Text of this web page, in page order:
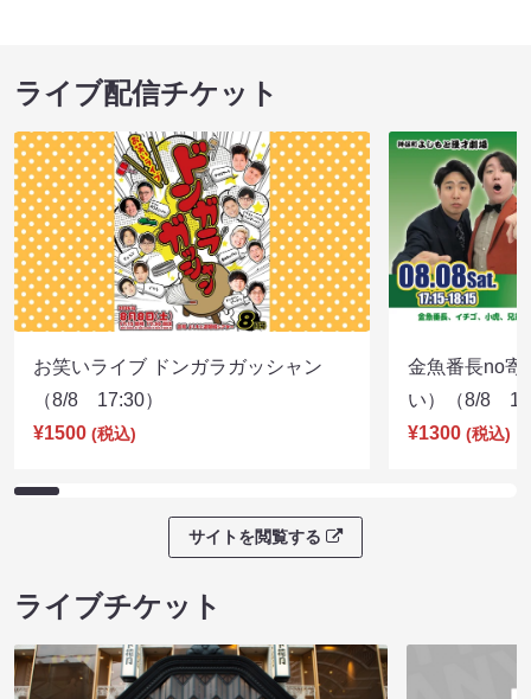
ライブ配信チケット
お笑いライブ ドンガラガッシャン
（8/8 17:30）
¥1500 (税込)
金魚番長no寄
い）（8/8
¥1300 (税込)
サイトを閲覧する
ライブチケット